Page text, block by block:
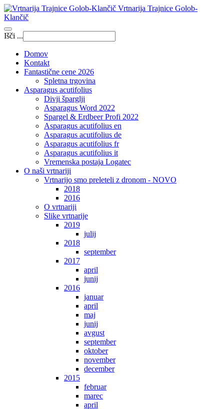
Vrtnarija Trajnice Golob-
Klančič
Išči ...
Domov
Kontakt
Fantastične cene 2026
Spletna trgovina
Asparagus acutifolius
Divji šparglji
Asparagus Word 2022
Spargel & Erdbeer Profi 2022
Asparagus acutifolius en
Asparagus acutifolius de
Asparagus acutifolius fr
Asparagus acutifolius it
Vremenska postaja Logatec
O naši vrtnariji
Vrtnarijo smo preleteli z dronom - NOVO
2018
2016
O vrtnariji
Slike vrtnarije
2019
julij
2018
september
2017
april
junij
2016
januar
april
maj
junij
avgust
september
oktober
november
december
2015
februar
marec
april